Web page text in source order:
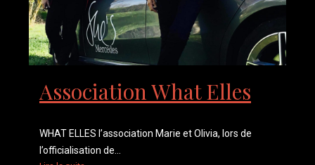
Association What Elles
WHAT ELLES l’association Marie et Olivia, lors de
l’officialisation de...